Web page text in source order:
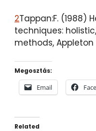
2Tappan:F. (1988)
techniques:
methods,
Megosztás:
Email
Related